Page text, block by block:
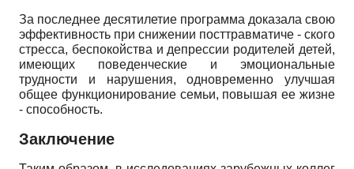
За последнее десятилетие программа доказала свою
эффективность при снижении посттравматиче - ского
стресса, беспокойства и депрессии родителей детей,
имеющих поведенческие и эмоциональные
трудности и нарушения, одновременно улучшая
общее функционирование семьи, повышая ее жизне
- способность.
Заключение